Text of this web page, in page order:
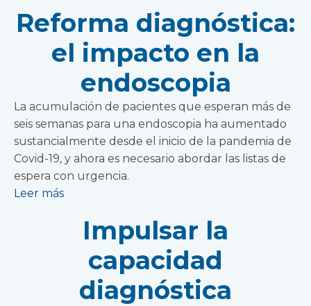
Reforma diagnóstica:
el impacto en la
endoscopia
La acumulación de pacientes que esperan más de
seis semanas para una endoscopia ha aumentado
sustancialmente desde el inicio de la pandemia de
Covid-19, y ahora es necesario abordar las listas de
espera con urgencia.
Leer más
Impulsar la
capacidad
diagnóstica